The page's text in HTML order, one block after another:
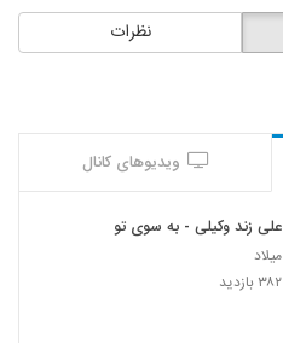
نظرات
ویدیوهای کانال
علی زند وکیلی - به سوی تو
میلاد
۳۸۲ بازدید